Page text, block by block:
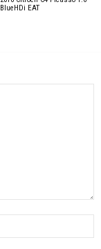
BlueHDi EAT